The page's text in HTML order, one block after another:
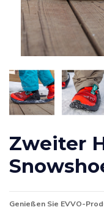
Zweiter
Genießen Sie EVVO-